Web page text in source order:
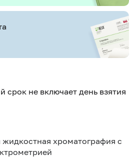
срок не включает день взятия
хроматография с